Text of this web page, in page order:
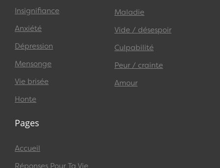
Insignifiance
Anxiété
Dépression
Mensonge
Vie brisée
Honte
Maladie
Vide / désespoir
Culpabilité
Peur / crainte
Amour
Pages
Accueil